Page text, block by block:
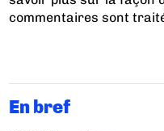
commentaires sont
En bref